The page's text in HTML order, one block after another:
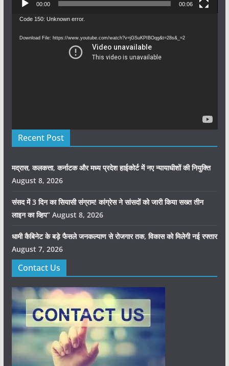
00:00 00:06
Video
Code 150: Unknown error.
Download File: https://www.youtube.com/watch?v=jGSuKPIBOqg&t=28s&_=2
Recent Post
मद्रास, कलकत्ता, कर्नाटक और मध्य प्रदेश हाईकोर्ट में नए न्यायाधीशों की नियुक्ति
August 8, 2026
संसद में 3 दिन का सियासी संग्राम! कांग्रेस ने सांसदों को जारी किया सख्त तीन
लाइन का व्हिप” August 8, 2026
धामी कैबिनेट के बड़े फैसले जनकल्याण से रोजगार तक, विकास को मिलेगी नई रफ्तार
August 7, 2026
Contact Us